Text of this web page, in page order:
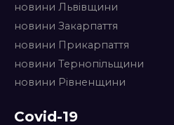
новини Львівщини
новини Закарпаття
новини Прикарпаття
новини Тернопільщини
новини Рівненщини
Covid-19